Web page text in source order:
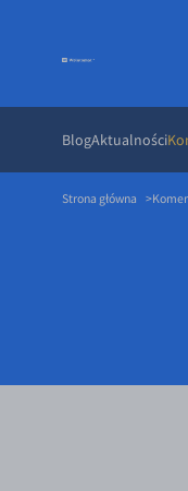
BlogAktualności
Strona główna